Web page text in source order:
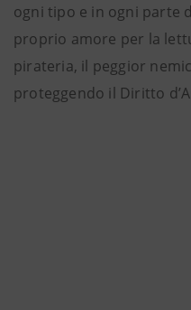
ogni tipo e in ogni parte
proprio amore per la
pirateria, il peggior
proteggendo il Diritto